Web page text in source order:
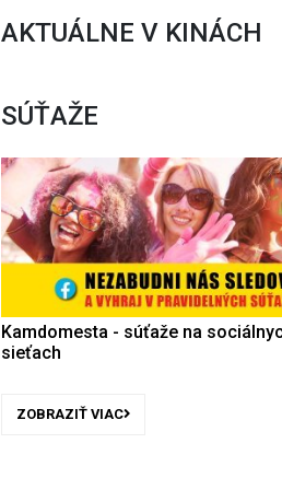
AKTUÁLNE V KINÁCH
SÚŤAŽE
Kamdomesta - súťaže na
sieťach
ZOBRAZIŤ VIAC